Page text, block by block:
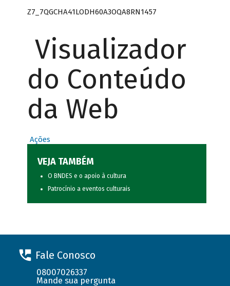
Z7_7QGCHA41LODH60A3OQA8RN1457
Visualizador
do Conteúdo
da Web
Ações
VEJA TAMBÉM
O BNDES e o apoio à cultura
Patrocínio a eventos culturais
Fale Conosco
08007026337
Mande sua pergunta